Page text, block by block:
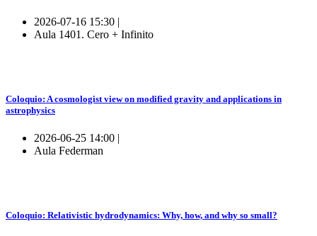
2026-07-16 15:30 |
Aula 1401. Cero + Infinito
Coloquio: A cosmologist view on modified gravity and applications in
astrophysics
2026-06-25 14:00 |
Aula Federman
Coloquio: Relativistic hydrodynamics: Why, how, and why so small?